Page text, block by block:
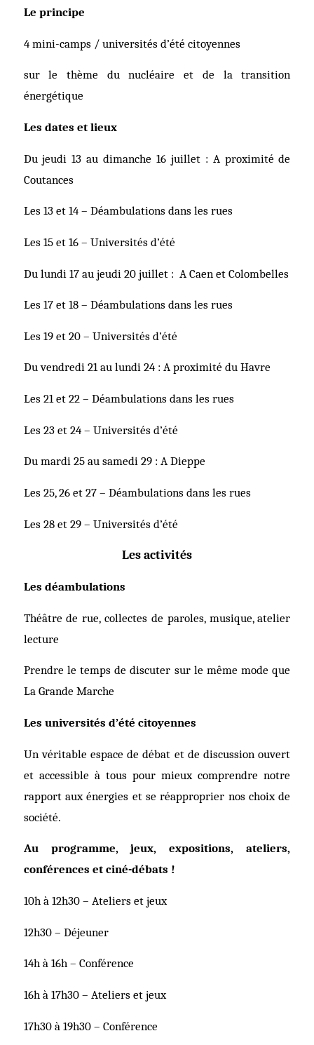
Le principe
4 mini-camps / universités d’été citoyennes
sur le thème du nucléaire et de la transition
énergétique
Les dates et lieux
Du jeudi 13 au dimanche 16 juillet : A proximité de
Coutances
Les 13 et 14 – Déambulations dans les rues
Les 15 et 16 – Universités d’été
Du lundi 17 au jeudi 20 juillet : A Caen et Colombelles
Les 17 et 18 – Déambulations dans les rues
Les 19 et 20 – Universités d’été
Du vendredi 21 au lundi 24 : A proximité du Havre
Les 21 et 22 – Déambulations dans les rues
Les 23 et 24 – Universités d’été
Du mardi 25 au samedi 29 : A Dieppe
Les 25, 26 et 27 – Déambulations dans les rues
Les 28 et 29 – Universités d’été
Les activités
Les déambulations
Théâtre de rue, collectes de paroles, musique, atelier
lecture
Prendre le temps de discuter sur le même mode que
La Grande Marche
Les universités d’été citoyennes
Un véritable espace de débat et de discussion ouvert
et accessible à tous pour mieux comprendre notre
rapport aux énergies et se réapproprier nos choix de
société.
Au programme, jeux, expositions, ateliers,
conférences et ciné-débats !
10h à 12h30 – Ateliers et jeux
12h30 – Déjeuner
14h à 16h – Conférence
16h à 17h30 – Ateliers et jeux
17h30 à 19h30 – Conférence